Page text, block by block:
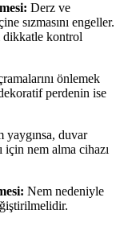
Derz ve
sızmasını engeller.
dikkatle kontrol
önlemek
perdenin ise
yaygınsa, duvar
için nem alma cihazı
Nem nedeniyle